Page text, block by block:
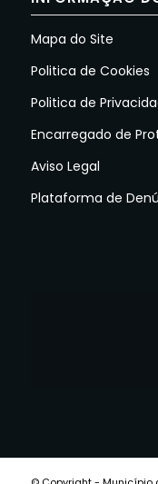
Mapa do Site
Politica de Cookies
Politica de
Encarregado de
Aviso Legal
Plataforma de